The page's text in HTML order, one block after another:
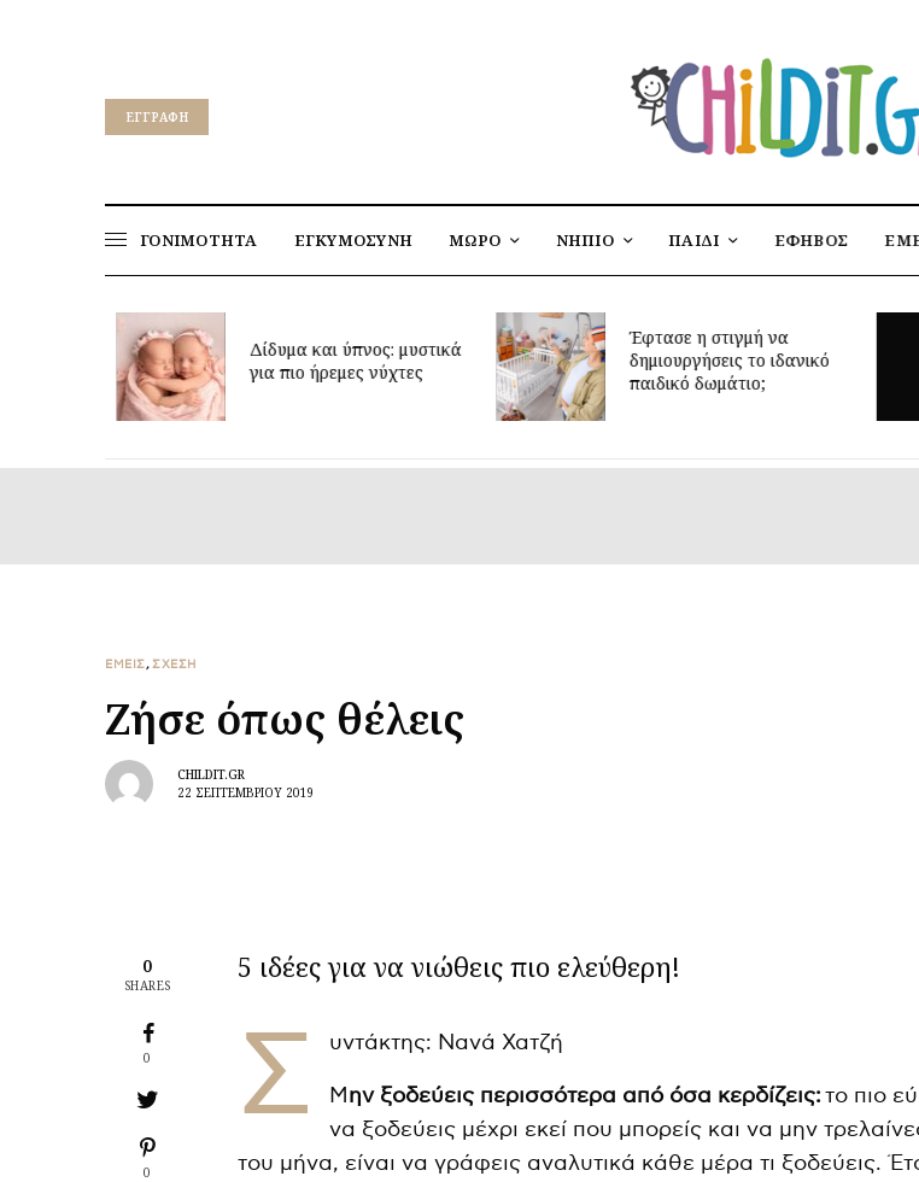
EΓΓΡΑΦΉ
ΓΟΝΙΜΟΤΗΤΑ ΕΓΚΥΜΟΣΥΝΗ ΜΩΡΟ ΝΗΠΙΟ ΠΑΙΔΙ ΕΦΗΒΟΣ
Δίδυμα και ύπνος: μυστικά
για πιο ήρεμες νύχτες
Έφτασε η στιγμή να
δημιουργήσεις το ιδανικό
παιδικό δωμάτιο;
ΕΜΕΙΣ,ΣΧΕΣΗ
Ζήσε όπως θέλεις
CHILDIT.GR
22 ΣΕΠΤΕΜΒΡΊΟΥ 2019
0
SHARES
0
0
5 ιδέες για να νιώθεις πιο ελεύθερη!
Σ υντάκτης: Νανά Χατζή
Μην ξοδεύεις περισσότερα από όσα κερδίζεις:το πιο
να ξοδεύεις μέχρι εκεί που μπορείς και να μην
του μήνα, είναι να γράφεις αναλυτικά κάθε μέρα τι ξοδεύεις.